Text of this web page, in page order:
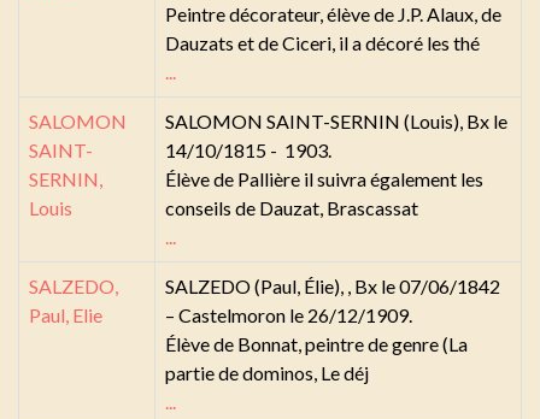
Peintre décorateur, élève de J.P. Alaux, de
Dauzats et de Ciceri, il a décoré les thé
SALOMON
SAINT-
SERNIN,
Louis
SALOMON SAINT-SERNIN (Louis), Bx le
14/10/1815 - 1903.
Élève de Pallière il suivra également les
conseils de Dauzat, Brascassat
SALZEDO,
Paul, Elie
SALZEDO (Paul, Élie), , Bx le 07/06/1842
– Castelmoron le 26/12/1909.
Élève de Bonnat, peintre de genre (La
partie de dominos, Le déj